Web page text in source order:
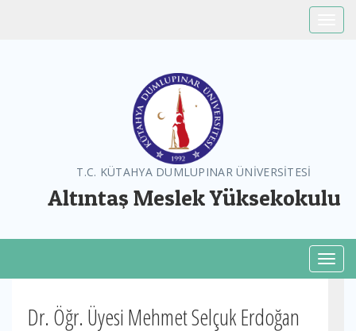
T.C. KÜTAHYA DUMLUPINAR ÜNİVERSİTESİ
Altıntaş Meslek Yüksekokulu
Dr. Öğr. Üyesi Mehmet Selçuk Erdoğan